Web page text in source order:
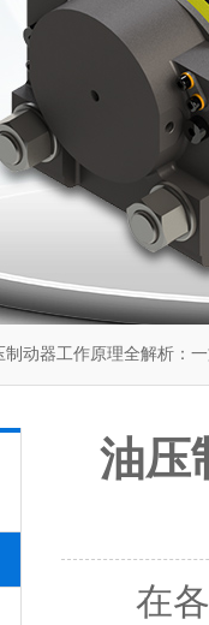
制动器工作原理全解析：
油压
在各